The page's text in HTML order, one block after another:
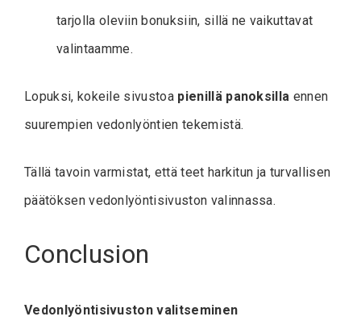
tarjolla oleviin bonuksiin, sillä ne vaikuttavat
valintaamme.
Lopuksi, kokeile sivustoa pienillä panoksilla ennen
suurempien vedonlyöntien tekemistä.
Tällä tavoin varmistat, että teet harkitun ja turvallisen
päätöksen vedonlyöntisivuston valinnassa.
Conclusion
Vedonlyöntisivuston valitseminen